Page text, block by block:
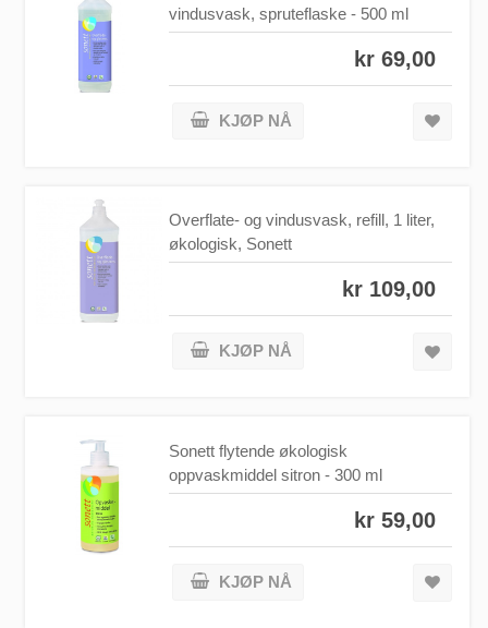
vindusvask, spruteflaske - 500 ml
kr 69,00
KJØP NÅ
Overflate- og vindusvask, refill, 1 liter,
økologisk, Sonett
kr 109,00
KJØP NÅ
Sonett flytende økologisk
oppvaskmiddel sitron - 300 ml
kr 59,00
KJØP NÅ